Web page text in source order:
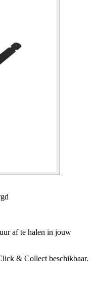
af te halen in jouw
& Collect beschikbaar.